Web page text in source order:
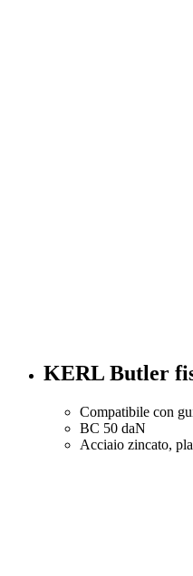
KERL Butler
Compatibile con
BC 50 daN
Acciaio zincato,